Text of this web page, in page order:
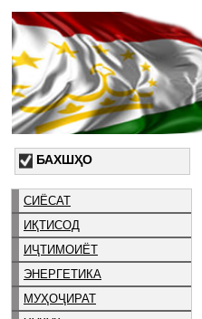
БАХШҲО
СИЁСАТ
ИҚТИСОД
ИҶТИМОИЁТ
ЭНЕРГЕТИКА
МУҲОҶИРАТ